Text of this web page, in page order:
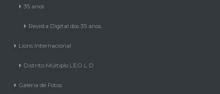
35 anos
Revista Digital dos 35 anos
Lions Internacional
Distrito Múltiplo LEO L D
Galeria de Fotos